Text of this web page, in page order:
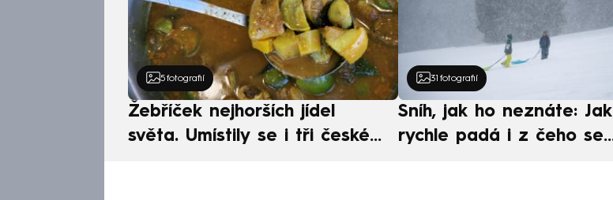
5 fotografií
Žebříček nejhorších jídel
světa. Umístily se i tři české
31 fotografií
Sníh, jak ho neznáte: Jak
rychle padá i z čeho se